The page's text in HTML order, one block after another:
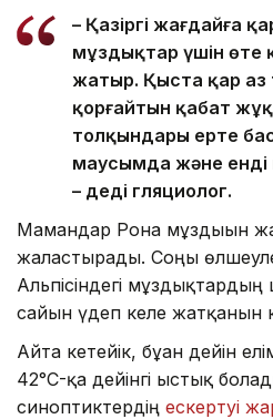
– Қазіргі жағдайға
мұздықтар үшін өте
жатыр. Қыста қар аз
қорғайтын қабат
толқындары ерте
маусымда және
– деді гляциолог.
Мамандар Рона мұздығын
жалғастырады. Соңғы
Альпісіндегі мұздықтардың
сайын үдеп келе жатқанын
Айта кетейік, бұған дейін
42°C-қа дейінгі ыстық
синоптиктердің ескертуі